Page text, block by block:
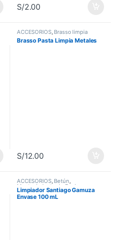
S/2.00
ACCESORIOS, Brasso limpia
metales ,Mantenimiento de
Equipos
Brasso Pasta Limpia Metales
S/12.00
ACCESORIOS, Betún,
Mantenimiento de Equipos
Limpiador Santiago Gamuza
Envase 100 mL